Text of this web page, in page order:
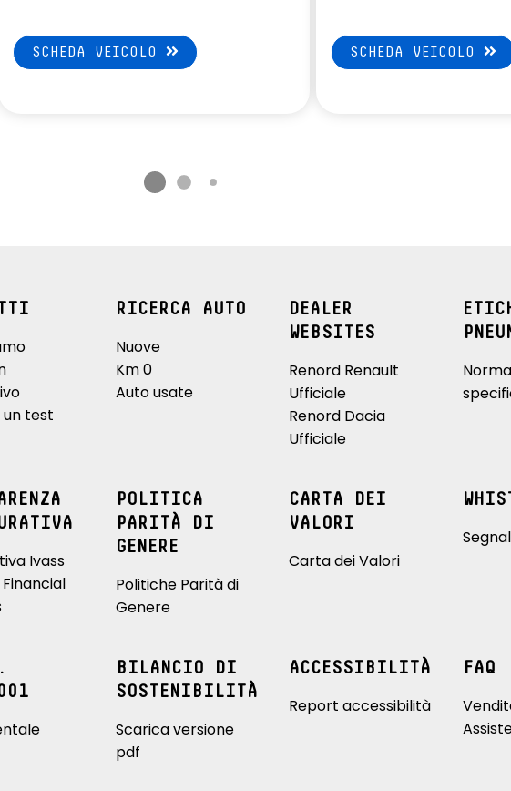
SCHEDA VEICOLO SCHEDA VEICOLO
test
RICERCA AUTO
Nuove
Km 0
Auto usate
DEALER
WEBSITES
Renord Renault
Ufficiale
Renord Dacia
Ufficiale
Ivass
POLITICA
PARITÀ DI
GENERE
Politiche Parità di
Genere
CARTA DEI
VALORI
Carta dei Valori
BILANCIO DI
SOSTENIBILITÀ
Scarica versione
pdf
ACCESSIBILITÀ
Report accessibilità
FAQ